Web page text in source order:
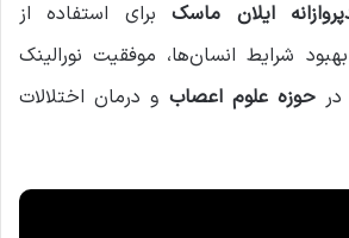
ایلان ماسکبرای استفاده از
شرایط انسان‌ها، موفقیت نورالینک
حوزه علوم اعصاب و درمان اختلالات